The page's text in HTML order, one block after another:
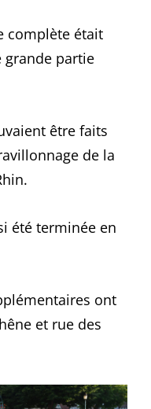
complète était
grande partie
être faits
de la
été terminée en
ont
et rue des